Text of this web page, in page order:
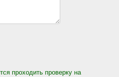
проходить проверку на